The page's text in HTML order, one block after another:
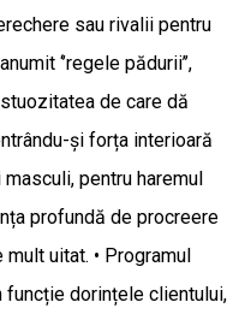
sau rivalii pentru
‘’regele pădurii’’,
de care dă
și forța interioară
pentru haremul
profundă de procreere
uitat. • Programul
dorințele clientului,